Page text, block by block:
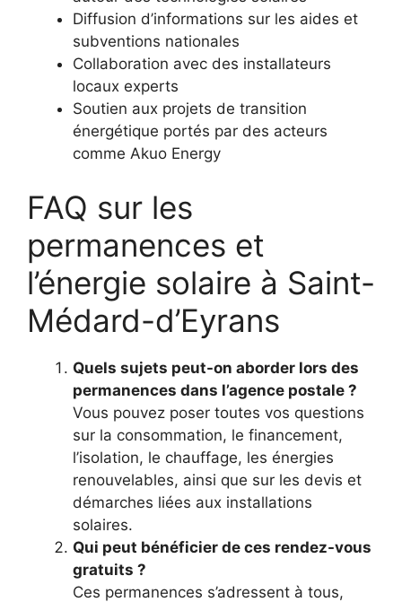
Diffusion d’informations sur les aides et
subventions nationales
Collaboration avec des installateurs
locaux experts
Soutien aux projets de transition
énergétique portés par des acteurs
comme Akuo Energy
FAQ sur les
permanences et
l’énergie solaire à Saint-
Médard-d’Eyrans
Quels sujets peut-on aborder lors des
permanences dans l’agence postale ?
Vous pouvez poser toutes vos questions
sur la consommation, le financement,
l’isolation, le chauffage, les énergies
renouvelables, ainsi que sur les devis et
démarches liées aux installations
solaires.
Qui peut bénéficier de ces rendez-vous
gratuits ?
Ces permanences s’adressent à tous,